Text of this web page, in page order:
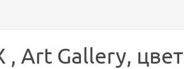
Gallery,